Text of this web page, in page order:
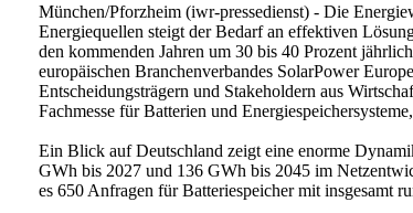
München/Pforzheim (iwr-pressedienst) - Die
Energiequellen steigt der Bedarf an effektiven
den kommenden Jahren um 30 bis 40 Prozent
europäischen Branchenverbandes SolarPower
Entscheidungsträgern und Stakeholdern aus
Fachmesse für Batterien und
Ein Blick auf Deutschland zeigt eine enorme
GWh bis 2027 und 136 GWh bis 2045 im
es 650 Anfragen für Batteriespeicher mit insgesamt